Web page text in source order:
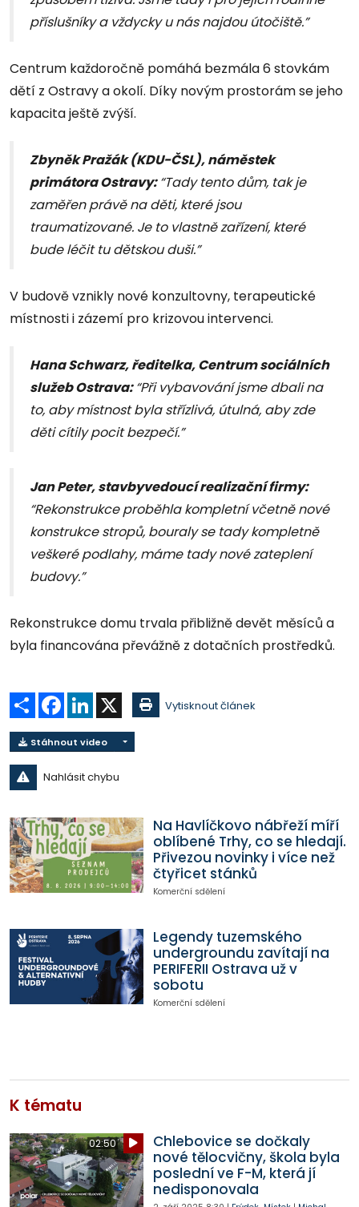
příslušníky a vždycky u nás najdou útočiště.”
Centrum každoročně pomáhá bezmála 6 stovkám
dětí z Ostravy a okolí. Díky novým prostorám se jeho
kapacita ještě zvýší.
Zbyněk Pražák (KDU-ČSL), náměstek
primátora Ostravy:“Tady tento dům, tak je
zaměřen právě na děti, které jsou
traumatizované. Je to vlastně zařízení, které
bude léčit tu dětskou duši.”
V budově vznikly nové konzultovny, terapeutické
místnosti i zázemí pro krizovou intervenci.
Hana Schwarz, ředitelka, Centrum sociálních
služeb Ostrava:“Při vybavování jsme dbali na
to, aby místnost byla střízlivá, útulná, aby zde
děti cítily pocit bezpečí.”
Jan Peter, stavbyvedoucí realizační firmy:
“Rekonstrukce proběhla kompletní včetně nové
konstrukce stropů, bouraly se tady kompletně
veškeré podlahy, máme tady nové zateplení
budovy.”
Rekonstrukce domu trvala přibližně devět měsíců a
byla financována převážně z dotačních prostředků.
Sdílet Facebook
LinkedIn Vytisknout článek
Stáhnout video
Nahlásit chybu
Na Havlíčkovo nábřeží míří
oblíbené Trhy, co se hledají.
Přivezou novinky i více než
čtyřicet stánků
Komerční sdělení
Legendy tuzemského
undergroundu zavítají na
PERIFERII Ostrava už v
sobotu
Komerční sdělení
K tématu
02:50
Chlebovice se dočkaly
nové tělocvičny, škola byla
poslední ve F-M, která jí
nedisponovala